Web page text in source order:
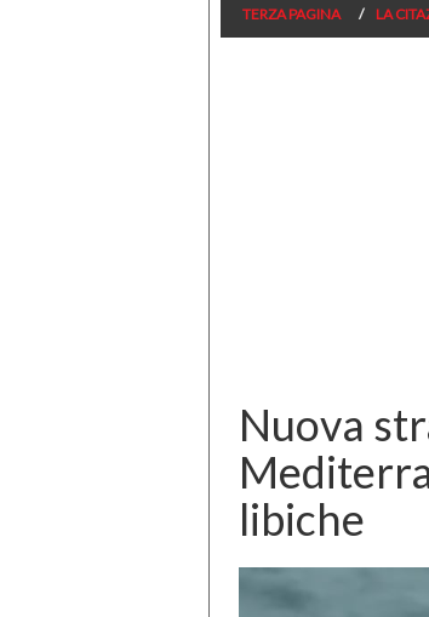
TERZA PAGINA
LA
Nuova
libiche